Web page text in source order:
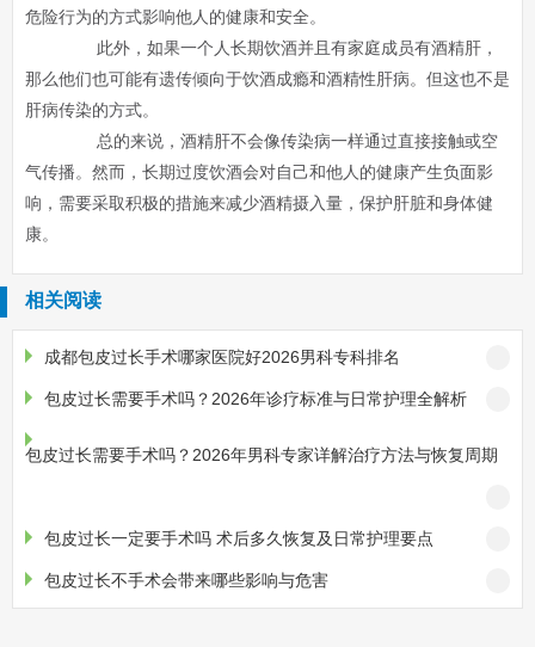
危险行为的方式影响他人的健康和安全。
此外，如果一个人长期饮酒并且有家庭成员有酒精肝，
那么他们也可能有遗传倾向于饮酒成瘾和酒精性肝病。但这也不是
肝病传染的方式。
总的来说，酒精肝不会像传染病一样通过直接接触或空
气传播。然而，长期过度饮酒会对自己和他人的健康产生负面影
响，需要采取积极的措施来减少酒精摄入量，保护肝脏和身体健
康。
相关阅读
成都包皮过长手术哪家医院好2026男科专科排名
包皮过长需要手术吗？2026年诊疗标准与日常护理全解析
包皮过长需要手术吗？2026年男科专家详解治疗方法与恢复周期
包皮过长一定要手术吗 术后多久恢复及日常护理要点
包皮过长不手术会带来哪些影响与危害